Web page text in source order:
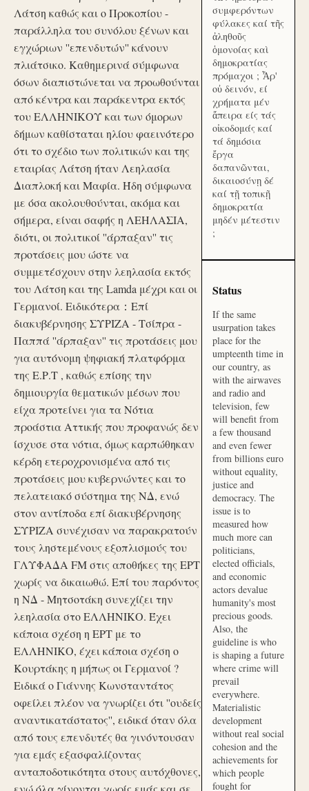
Λάτση καθώς και ο Προκοπίου -
παράλληλα του συνόλου ξένων και
εγχώριων ''επενδυτών'' κάνουν
πλιάτσικο. Καθημερινά σύμφωνα
όσων διαπιστώνεται να προωθούνται
από κέντρα και παράκεντρα εκτός
του ΕΛΛΗΝΙΚΟΥ και των όμορων
δήμων καθίσταται ηλίου φαεινότερο
ότι το σχέδιο των πολιτικών και της
εταιρίας Λάτση ήταν Λεηλασία
Διαπλοκή και Μαφία. Ήδη σύμφωνα
με όσα ακολουθούνται, ακόμα και
σήμερα, είναι σαφής η ΛΕΗΛΑΣΙΑ,
διότι, οι πολιτικοί ''άρπαξαν'' τις
προτάσεις μου ώστε να
συμμετέσχουν στην λεηλασία εκτός
του Λάτση και της Lamda μέχρι και οι
Γερμανοί. Ειδικότερα：Επί
διακυβέρνησης ΣΥΡΙΖΑ - Τσίπρα -
Παππά ''άρπαξαν'' τις προτάσεις μου
για αυτόνομη ψηφιακή πλατφόρμα
της Ε.Ρ.Τ , καθώς επίσης την
δημιουργία θεματικών μέσων που
είχα προτείνει για τα Νότια
προάστια Αττικής που προφανώς δεν
ίσχυσε στα νότια, όμως καρπώθηκαν
κέρδη ετεροχρονισμένα από τις
προτάσεις μου κυβερνώντες και το
πελατειακό σύστημα της ΝΔ, ενώ
στον αντίποδα επί διακυβέρνησης
ΣΥΡΙΖΑ συνέχισαν να παρακρατούν
τους ληστεμένους εξοπλισμούς του
ΓΛΥΦΑΔΑ FM στις αποθήκες της ΕΡΤ
χωρίς να δικαιωθώ. Επί του παρόντος
η ΝΔ - Μητσοτάκη συνεχίζει την
λεηλασία στο ΕΛΛΗΝΙΚΟ. Έχει
κάποια σχέση η ΕΡΤ με το
ΕΛΛΗΝΙΚΟ, έχει κάποια σχέση ο
Κουρτάκης η μήπως οι Γερμανοί ?
Ειδικά ο Γιάννης Κωνσταντάτος
οφείλει πλέον να γνωρίζει ότι ''ουδείς
αναντικατάστατος'', ειδικά όταν όλα
από τους επενδυτές θα γινόντουσαν
για εμάς εξασφαλίζοντας
ανταποδοτικότητα στους αυτόχθονες,
συμφερόντων
φύλακες καί τῆς
ἀληθοῦς
ὁμονοίας καὶ
δημοκρατίας
πρόμαχοι ; Ἆρ'
οὐ δεινόν, εί
χρήματα μέν
ἄπειρα είς τάς
οἰκοδομάς καί
τά δημόσια
ἔργα
δαπανῶνται,
δικαιοσύνῃ δέ
καί τῇ τοπικῇ
δημοκρατία
μηδέν μέτεστιν
;
Status
If the same
usurpation takes
place for the
umpteenth time in
our country, as
with the airwaves
and radio and
television, few
will benefit from
a few thousand
and even fewer
from billions euro
without equality,
justice and
democracy. The
issue is to
measured how
much more can
politicians,
elected officials,
and economic
actors devalue
humanity's most
precious goods.
Also, the
guideline is who
is shaping a future
where crime will
prevail
everywhere.
Materialistic
development
without real social
cohesion and the
achievements for
which people
fought for